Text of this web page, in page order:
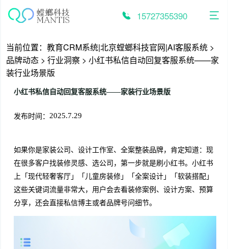
15727355390
当前位置： 教育CRM系统|北京螳螂科技官网|AI客服系统 >
品牌动态 > 行业洞察 > 小红书私信自动回复客服系统——家
装行业场景版
小红书私信自动回复客服系统——家装行业场景版
发布时间： 2025.7.29
如果你是家装公司、设计工作室、全案整装品牌，肯定知道：现
在很多客户找装修灵感、选公司，第一步就是刷小红书。小红书
上「现代轻奢客厅」「儿童房装修」「全案设计」「软装搭配」
这些关键词流量非常大，用户会去看装修案例、设计方案、预算
分享，还会直接私信博主或者品牌号问细节。